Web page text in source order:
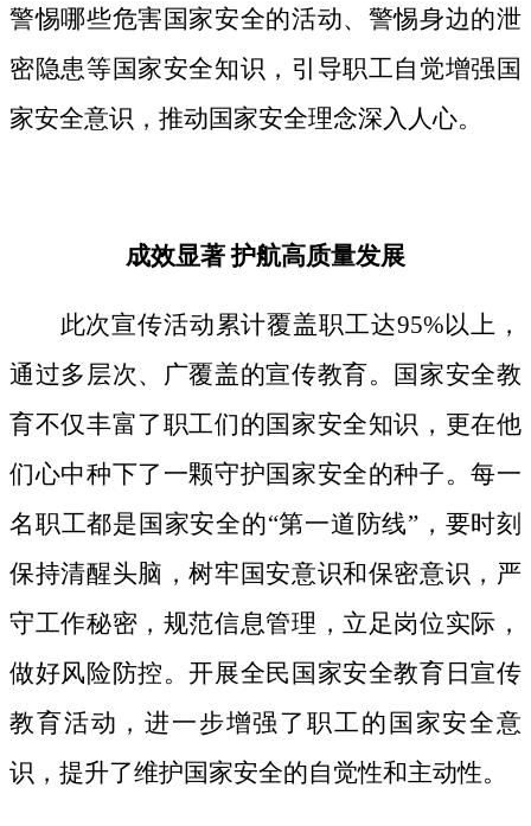
警惕哪些危害国家安全的活动、警惕身边的泄
密隐患等国家安全知识，引导职工自觉增强国
家安全意识，推动国家安全理念深入人心。
成效显著护航高质量发展
此次宣传活动累计覆盖职工达95%以上，
通过多层次、广覆盖的宣传教育。国家安全教
育不仅丰富了职工们的国家安全知识，更在他
们心中种下了一颗守护国家安全的种子。每一
名职工都是国家安全的“第一道防线”，要时刻
保持清醒头脑，树牢国安意识和保密意识，严
守工作秘密，规范信息管理，立足岗位实际，
做好风险防控。开展全民国家安全教育日宣传
教育活动，进一步增强了职工的国家安全意
识，提升了维护国家安全的自觉性和主动性。